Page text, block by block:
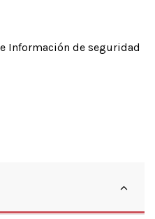
Información de seguridad